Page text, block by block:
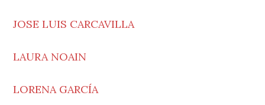
JOSE LUIS CARCAVILLA
LAURA NOAIN
LORENA GARCÍA